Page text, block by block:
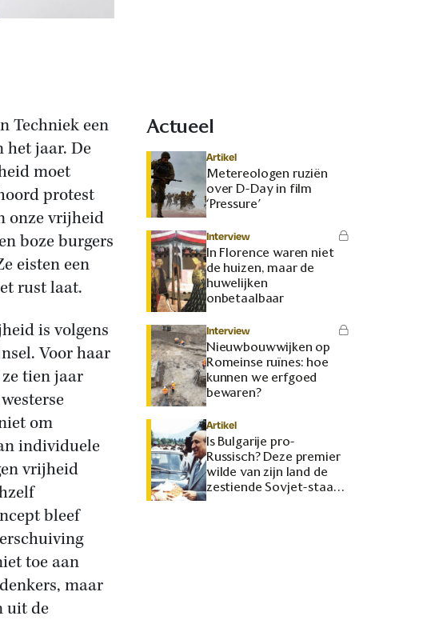
Techniek een
het jaar. De
moet
protest
onze vrijheid
boze burgers
eisten een
rust laat.
is volgens
Voor haar
tien jaar
om
individuele
vrijheid
bleef
toe aan
maar
uit de
Actueel
Artikel
Metereologen ruziën
over D-Day in film
‘Pressure’
Interview
In Florence waren niet
de huizen, maar de
huwelijken
onbetaalbaar
Interview
Nieuwbouwwijken op
Romeinse ruïnes: hoe
kunnen we erfgoed
bewaren?
Artikel
Is Bulgarije pro-
Russisch? Deze premier
wilde van zijn land de
zestiende Sovjet-staat
maken